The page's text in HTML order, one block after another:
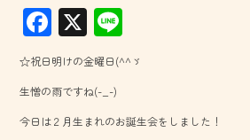
F
ac
e
b
X
ne
☆祝日明けの金曜日(^^ゞ
生憎の雨ですね(-_-)
今日は２月生まれのお誕生会をしました！